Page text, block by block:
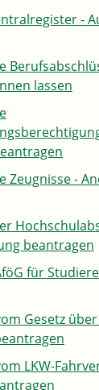
-
lassen
Zeugnisse -
beantragen
für
Gesetz
LKW-